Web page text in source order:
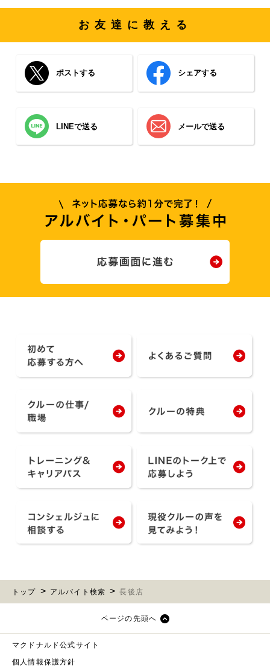
お友達に教える
ポストする シェアする
LINEで送る メールで送る
トップ アルバイト検索 長後店
ページの先頭へ
マクドナルド公式サイト
個人情報保護方針